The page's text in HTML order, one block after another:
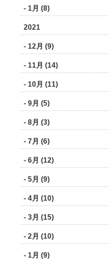
- 1月 (8)
2021
- 12月 (9)
- 11月 (14)
- 10月 (11)
- 9月 (5)
- 8月 (3)
- 7月 (6)
- 6月 (12)
- 5月 (9)
- 4月 (10)
- 3月 (15)
- 2月 (10)
- 1月 (9)